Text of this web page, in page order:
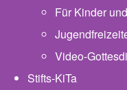
Für Kinder
Video-
Stifts-KiTa